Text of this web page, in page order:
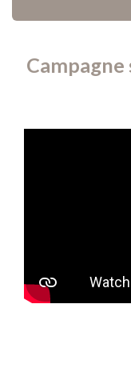
Campagne